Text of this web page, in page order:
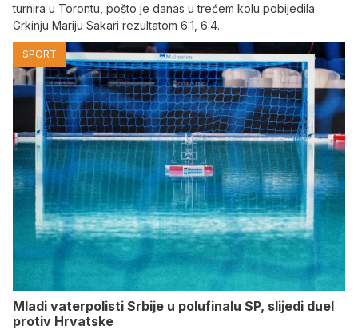
turnira u Torontu, pošto je danas u trećem kolu pobijedila
Grkinju Mariju Sakari rezultatom 6:1, 6:4.
SPORT
Mladi vaterpolisti Srbije u polufinalu SP, slijedi duel
protiv Hrvatske